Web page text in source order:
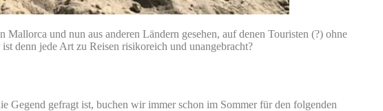
und nun aus anderen Ländern gesehen, auf denen Touristen (?) ohne
denn jede Art zu Reisen risikoreich und unangebracht?
Gegend gefragt ist, buchen wir immer schon im Sommer für den folgenden